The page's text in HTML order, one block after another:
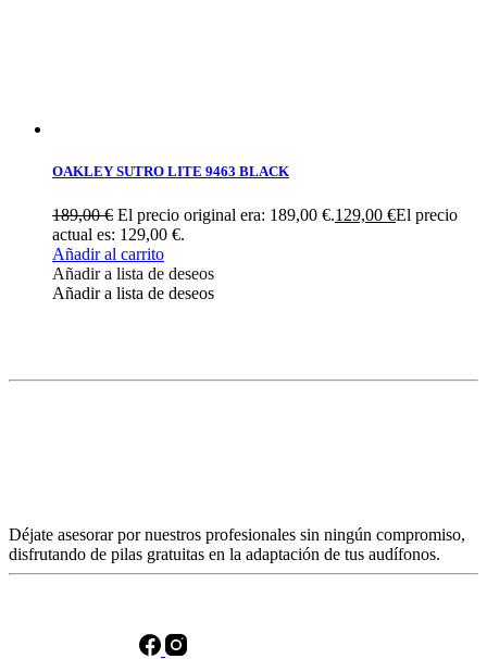
OAKLEY SUTRO LITE 9463 BLACK
189,00€ El precio original era: 189,00 €.129,00 €El precio
actual es: 129,00 €.
Añadir al carrito
Añadir a lista de deseos
Añadir a lista de deseos
Déjate asesorar por nuestros profesionales sin ningún compromiso,
disfrutando de pilas gratuitas en la adaptación de tus audífonos.